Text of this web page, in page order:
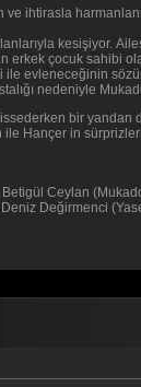
ihtirasla
kesişiyor.
çocuk sahibi
evleneceğinin
nedeniyle
bir
Hançer in
Ceylan
Değirmenci